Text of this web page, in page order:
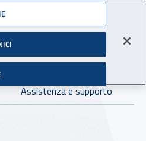
Lavoro
- Apertura in nuova finestra
- Apertura in nuova finestra
- Sito esterno - Apertura in
Linkedin - Sito esterno -
Youtube - Sito esterno -
Tiktok - SitoSpreaker -
Assistenza e supporto